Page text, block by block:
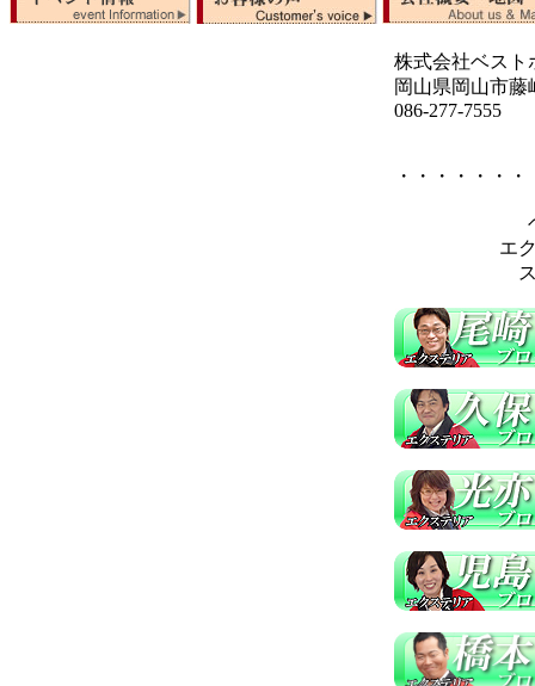
株式会社ベスト
岡山県岡山市藤
086-277-7555
・・・・・・
エ